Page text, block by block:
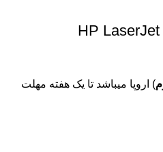
پرینتر استوک لیزری HP LaserJet
) اروپا میباشد تا یک هفته مهلت